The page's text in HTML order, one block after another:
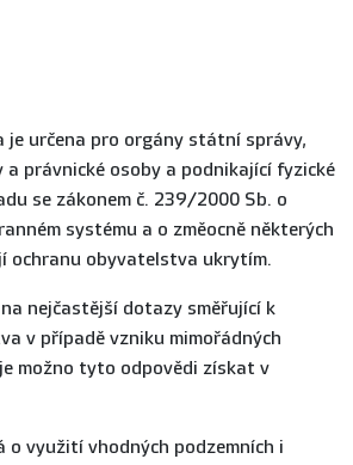
je určena pro orgány státní správy,
a právnické osoby a podnikající fyzické
se zákonem č. 239/2000 Sb. o
systému a o změocně některých
ochranu obyvatelstva ukrytím.
nejčastější dotazy směřující k
v případě vzniku mimořádných
možno tyto odpovědi získat v
o využití vhodných podzemních i